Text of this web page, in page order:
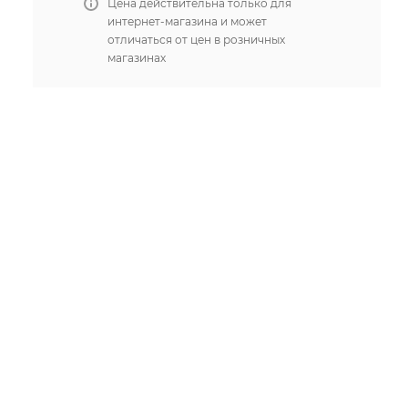
Цена действительна только для
интернет-магазина и может
отличаться от цен в розничных
магазинах